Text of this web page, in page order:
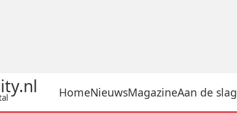
HomeNieuwsMagazineAan de slag